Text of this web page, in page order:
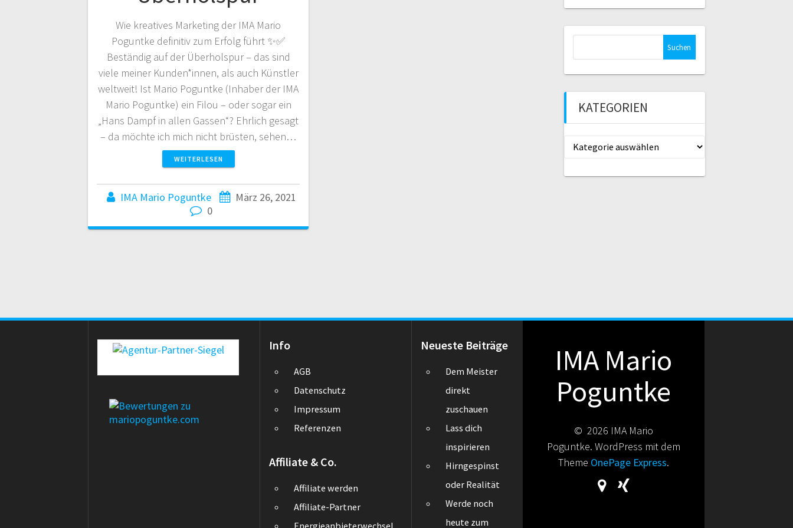
Wie kreatives Marketing der IMA Mario
Poguntke definitiv zum Erfolg führt ✨✅
Beständig auf der Überholspur – das sind
viele meiner Kunden*innen, als auch Künstler
weltweit! Ist Mario Poguntke (Inhaber der IMA
Mario Poguntke) ein Filou – oder sogar ein
„Hans Dampf in allen Gassen“? Ehrlich gesagt
– da möchte ich mich nicht brüsten, sehen…
WEITERLESEN
IMA Mario Poguntke
März 26, 2021
0
KATEGORIEN
Kategorien
Info
AGB
Datenschutz
Impressum
Referenzen
Affiliate & Co.
Affiliate werden
Affiliate-Partner
Energieanbieterwechsel
Neueste Beiträge
Dem Meister
direkt
zuschauen
Lass dich
inspirieren
Hirngespinst
oder Realität
Werde noch
heute zum
IMA Mario
Poguntke
© 2026 IMA Mario
Poguntke. WordPress mit dem
Theme OnePage Express.